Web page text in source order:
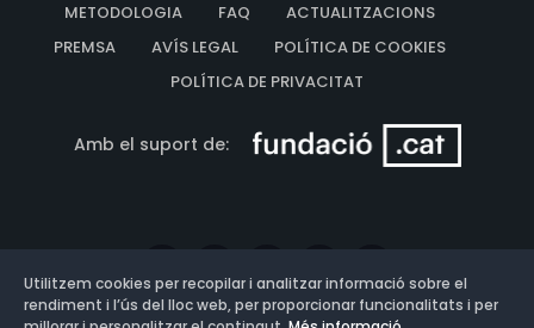
METODOLOGIA FAQ
ACTUALITZACIONS
PREMSA
AVÍS LEGAL
POLÍTICA DE COOKIES
POLÍTICA DE PRIVACITAT
Amb el suport de:
Utilitzem cookies per recopilar i analitzar informació sobre el
rendiment i l’ús del lloc web, per proporcionar funcionalitats i per